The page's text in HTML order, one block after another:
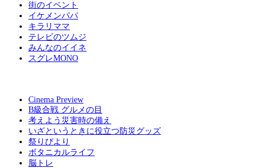
街のイベント
イケメンパパ
キラリママ
テレビのツムジ
みんなのイイネ
スグレMONO
Cinema Preview
B級合戦 グルメの目
考えよう災害時の備え
いざというときに役立つ防災グッズ
祭りびより
ボタニカルライフ
脳トレ